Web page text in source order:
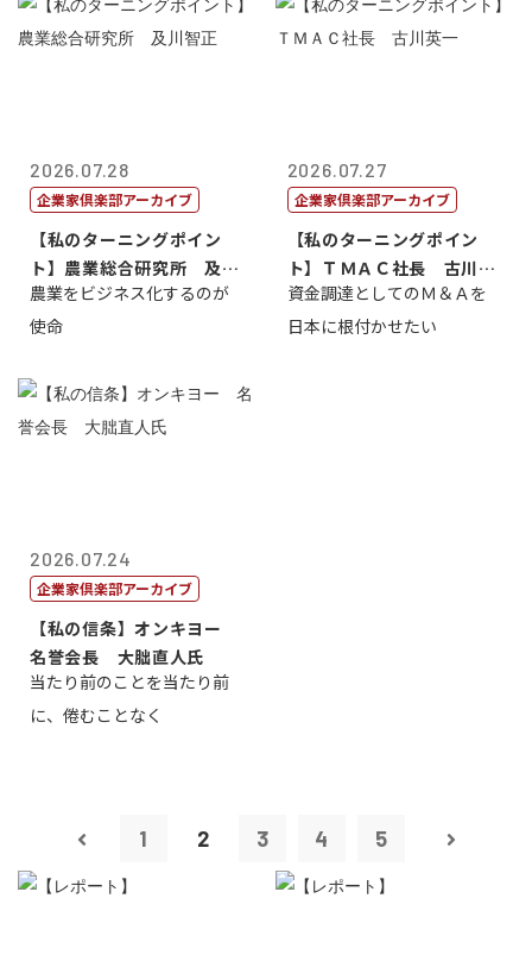
2026.07.28
企業家倶楽部アーカイブ
【私のターニングポイン
ト】農業総合研究所 及川
智正
農業をビジネス化するのが
使命
2026.07.27
企業家倶楽部アーカイブ
【私のターニングポイン
ト】ＴＭＡＣ社長 古川英
一
資金調達としてのＭ＆Ａを
日本に根付かせたい
2026.07.24
企業家倶楽部アーカイブ
【私の信条】オンキヨー
名誉会長 大朏直人氏
当たり前のことを当たり前
に、倦むことなく
1 2 3 4 5